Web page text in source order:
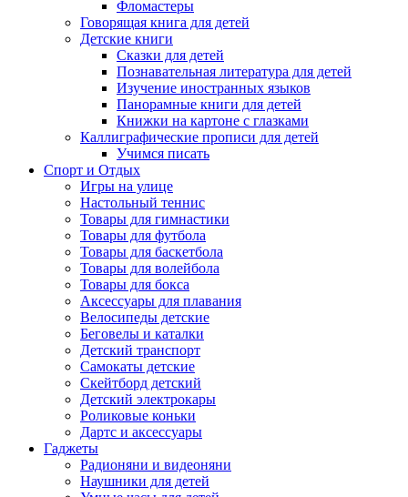
Фломастеры
Говорящая книга для детей
Детские книги
Сказки для детей
Познавательная литература для детей
Изучение иностранных языков
Панорамные книги для детей
Книжки на картоне с глазками
Каллиграфические прописи для детей
Учимся писать
Спорт и Отдых
Игры на улице
Настольный теннис
Товары для гимнастики
Товары для футбола
Товары для баскетбола
Товары для волейбола
Товары для бокса
Аксессуары для плавания
Велосипеды детские
Беговелы и каталки
Детский транспорт
Самокаты детские
Скейтборд детский
Детский электрокары
Роликовые коньки
Дартс и аксессуары
Гаджеты
Радионяни и видеоняни
Наушники для детей